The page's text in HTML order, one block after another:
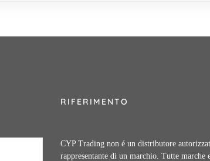
RIFERIMENTO
CYP Trading non é un distributore
rappresentante di un marchio. Tutte